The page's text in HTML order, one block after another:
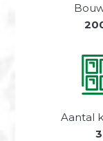
Aantal
3